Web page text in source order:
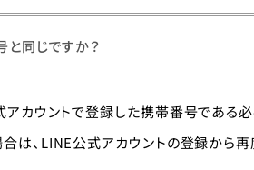
同じですか？
カウントで登録した携帯番号である必
は、LINE公式アカウントの登録から